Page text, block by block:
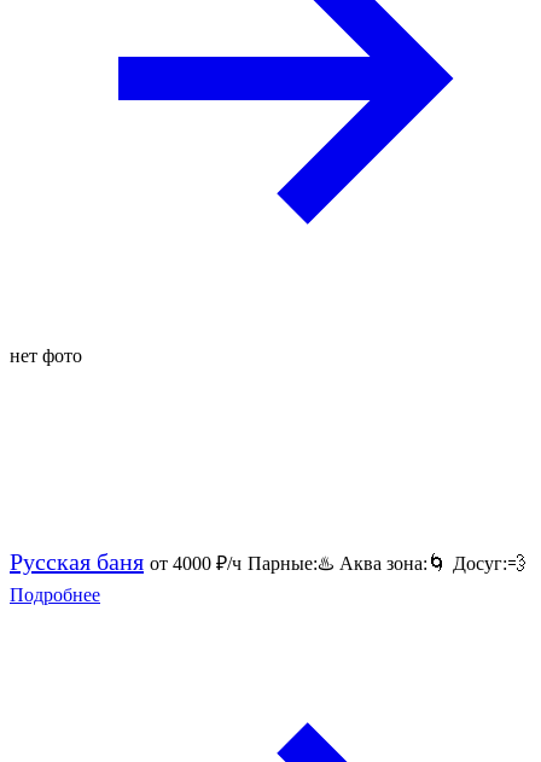
нет фото
Русская баня от 4000 ₽/ч Парные:♨️ Аква зона: 🌀 Досуг:💨
Подробнее